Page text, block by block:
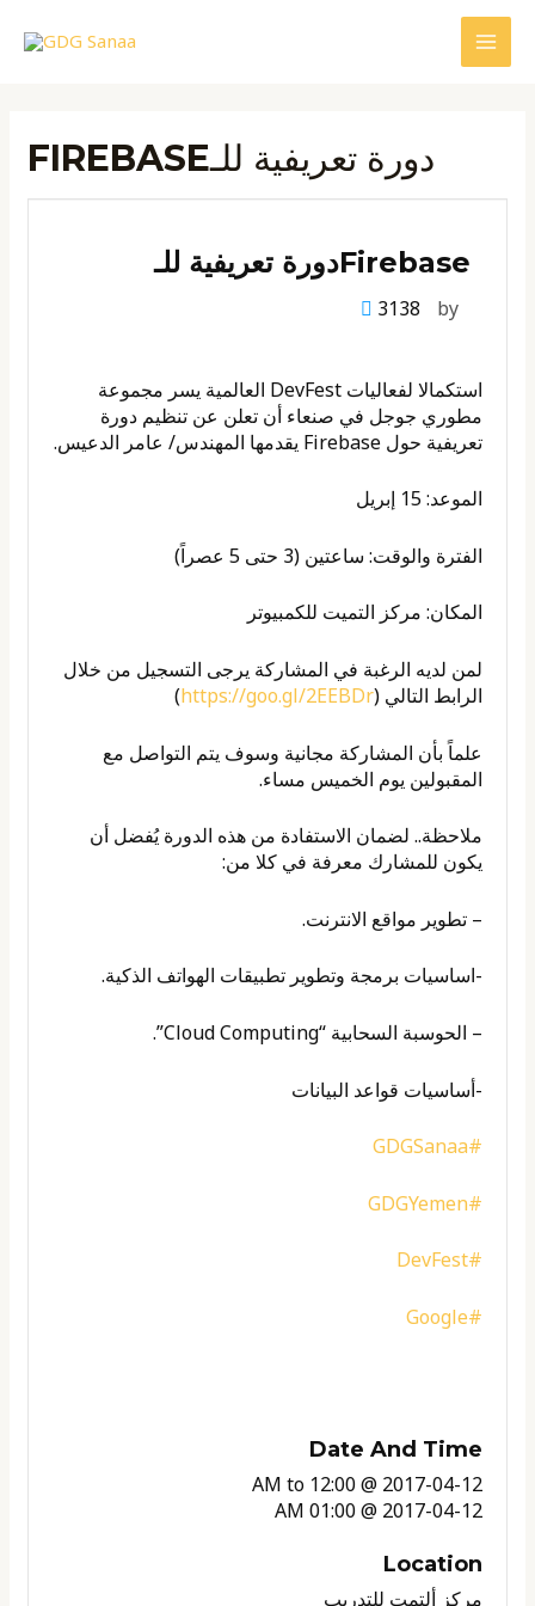
FIREBASEدورة تعريفية للـ
Firebaseدورة تعريفية للـ
by
3138
استكمالا لفعاليات DevFest العالمية يسر مجموعة
مطوري جوجل في صنعاء أن تعلن عن تنظيم دورة
تعريفية حول Firebase يقدمها المهندس/ عامر الدعيس.
الموعد: 15 إبريل
الفترة والوقت: ساعتين (3 حتى 5 عصراً)
المكان: مركز التميت للكمبيوتر
لمن لديه الرغبة في المشاركة يرجى التسجيل من خلال
الرابط التالي (https://goo.gl/2EEBDr
)
علماً بأن المشاركة مجانية وسوف يتم التواصل مع
المقبولين يوم الخميس مساء.
ملاحظة.. لضمان الاستفادة من هذه الدورة يُفضل أن
يكون للمشارك معرفة في كلا من:
– تطوير مواقع الانترنت.
-اساسيات برمجة وتطوير تطبيقات الهواتف الذكية.
– الحوسبة السحابية “Cloud Computing”.
-أساسيات قواعد البيانات
#GDGSanaa
#GDGYemen
#DevFest
#Google
Date And Time
2017-04-12 @ 12:00 AM
to
2017-04-12 @ 01:00 AM
Location
مركز ألتمت للتدريب